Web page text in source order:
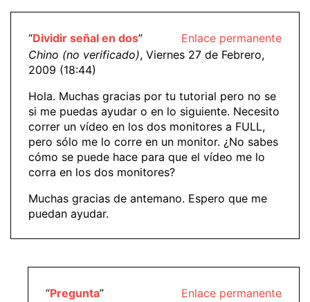
Enlace permanente
“Dividir señal en dos”
Chino (no verificado), Viernes 27 de Febrero,
2009 (18:44)
Hola. Muchas gracias por tu tutorial pero no se
si me puedas ayudar o en lo siguiente. Necesito
correr un vídeo en los dos monitores a FULL,
pero sólo me lo corre en un monitor. ¿No sabes
cómo se puede hace para que el vídeo me lo
corra en los dos monitores?
Muchas gracias de antemano. Espero que me
puedan ayudar.
Enlace permanente
“Pregunta”